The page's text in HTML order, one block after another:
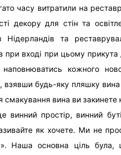
часу витратили на
декору для стін та
Нідерландів та
при вході при цьому
кожного
взявши будь-яку пляшку
смакування вина ви
винний простір, винний
як хочете. Ми не
Наша основна ціль